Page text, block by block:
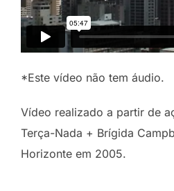
*Este vídeo não tem áudio.
Vídeo realizado a partir de
Terça-Nada + Brígida
Horizonte em 2005.